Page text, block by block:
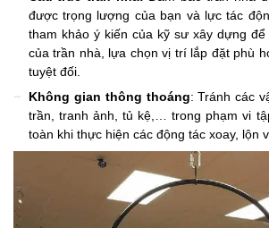
được trọng lượng của bạn và lực tác
tham khảo ý kiến của kỹ sư xây dựng
của trần nhà, lựa chọn vị trí lắp đặt phù
tuyệt đối.
Không gian thông thoáng: Tránh các
trần, tranh ảnh, tủ kệ,… trong phạm vi
toàn khi thực hiện các động tác xoay, lộn